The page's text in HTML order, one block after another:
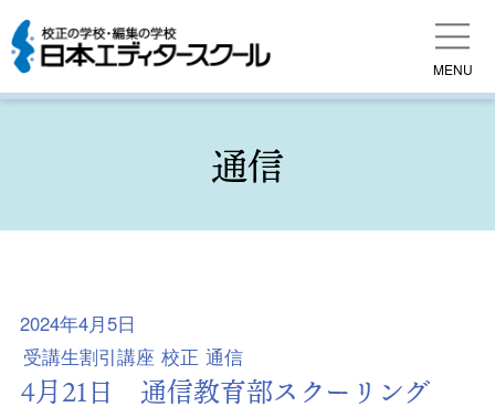
MENU
通信
2024年4月5日
受講生割引講座 校正 通信
4月21日 通信教育部スクーリング